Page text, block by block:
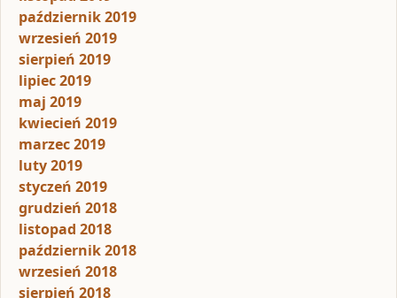
październik 2019
wrzesień 2019
sierpień 2019
lipiec 2019
maj 2019
kwiecień 2019
marzec 2019
luty 2019
styczeń 2019
grudzień 2018
listopad 2018
październik 2018
wrzesień 2018
sierpień 2018